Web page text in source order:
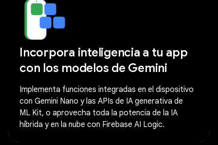
Incorpora inteligencia a tu app
con los modelos de Gemini
Implementa funciones integradas en el dispositivo
con Gemini Nano y las APIs de IA generativa de
ML Kit, o aprovecha toda la potencia de la IA
híbrida y en la nube con Firebase AI Logic.